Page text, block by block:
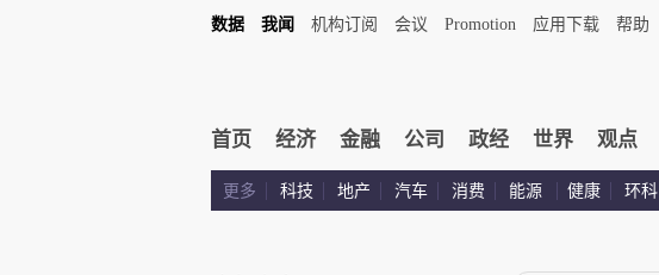
数据 我闻 机构订阅 会议 Promotion 应用下载 帮助
首页 经济 金融 公司 政经 世界 观点
更多 科技 地产 汽车 消费 能源 健康 环科